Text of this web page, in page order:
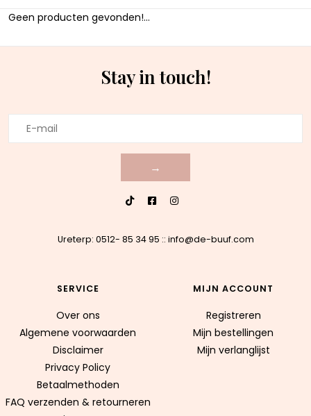
Geen producten gevonden!...
Stay in touch!
→
Ureterp: 0512- 85 34 95 :: info@de-buuf.com
SERVICE
Over ons
Algemene voorwaarden
Disclaimer
Privacy Policy
Betaalmethoden
FAQ verzenden & retourneren
MIJN ACCOUNT
Registreren
Mijn bestellingen
Mijn verlanglijst